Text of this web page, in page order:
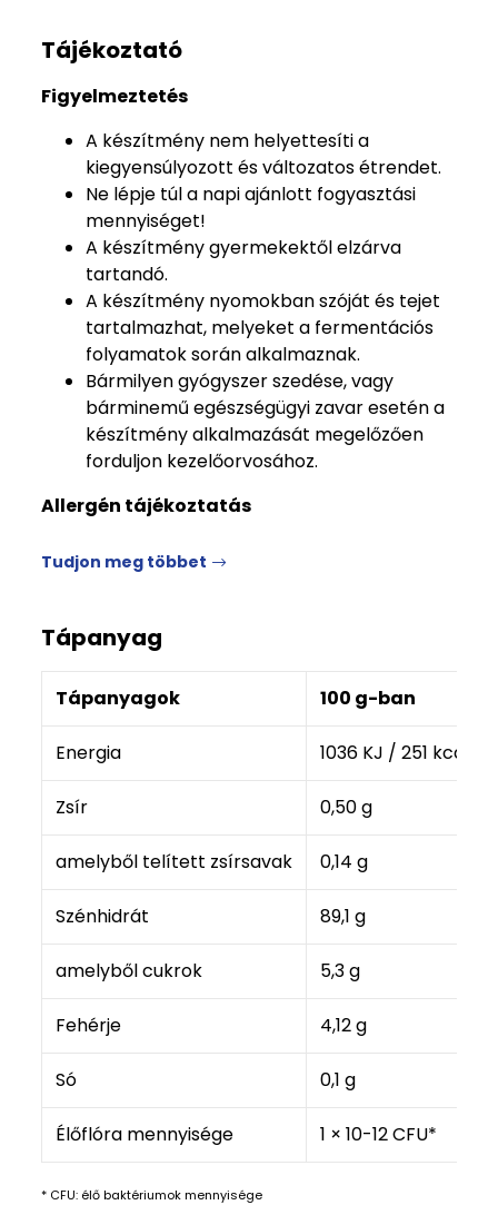
Tájékoztató
Figyelmeztetés
A készítmény nem helyettesíti a
kiegyensúlyozott és változatos étrendet.
Ne lépje túl a napi ajánlott fogyasztási
mennyiséget!
A készítmény gyermekektől elzárva
tartandó.
A készítmény nyomokban szóját és tejet
tartalmazhat, melyeket a fermentációs
folyamatok során alkalmaznak.
Bármilyen gyógyszer szedése, vagy
bárminemű egészségügyi zavar esetén a
készítmény alkalmazását megelőzően
forduljon kezelőorvosához.
Allergén tájékoztatás
Tudjon meg többet
Tápanyag
Tápanyagok 100 g-ban
Energia 1036 KJ / 251 kcal
Zsír 0,50 g
amelyből telített zsírsavak 0,14 g
Szénhidrát 89,1 g
amelyből cukrok 5,3 g
Fehérje 4,12 g
Só 0,1 g
Élőflóra mennyisége 1 × 10-12 CFU*
* CFU: élő baktériumok mennyisége